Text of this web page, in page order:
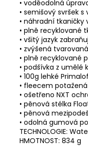
• voděodolná
• semišový svršek
• náhradní tkaničky
• plně recyklované
• všitý jazyk
• zvýšená
• plně recyklované
• podšívka z umělé
• 100g lehké
• fleecem potažená
• ošetřeno NXT
• pěnová stélka
• pěnová
• odolná gumová
TECHNOLOGIE:
HMOTNOST: 834 g